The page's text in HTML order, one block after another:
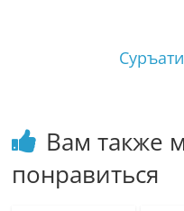
Вам также
понравиться